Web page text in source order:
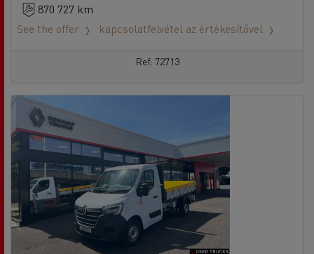
870 727 km
See the offer
kapcsolatfelvétel az értékesítővel
Ref: 72713